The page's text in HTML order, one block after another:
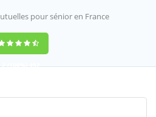
pour sénior en France
(100%)452